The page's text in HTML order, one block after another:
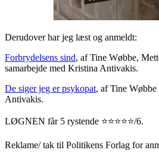
Derudover har jeg læst og anmeldt:
Forbrydelsens sind, af Tine Wøbbe,
samarbejde med Kristina Antivakis.
De siger jeg er psykopat, af Tine
Antivakis.
LØGNEN får 5 rystende ⭐⭐⭐⭐⭐/6.
Reklame/ tak til Politikens Forlag for